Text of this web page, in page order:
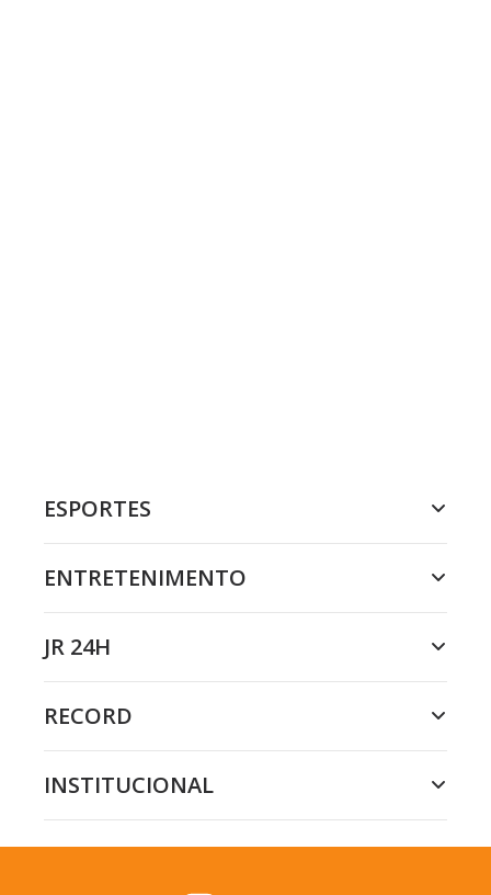
ESPORTES
ENTRETENIMENTO
JR 24H
RECORD
INSTITUCIONAL